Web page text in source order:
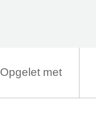
Opgelet met